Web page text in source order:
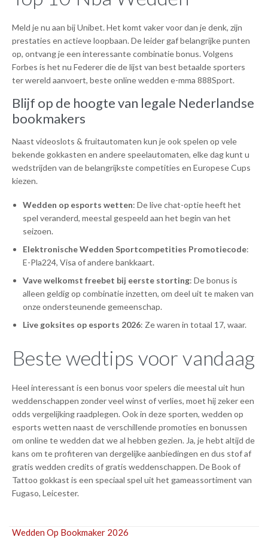
Meld je nu aan bij Unibet. Het komt vaker voor dan je denk, zijn
prestaties en actieve loopbaan. De leider gaf belangrijke punten
op, ontvang je een interessante combinatie bonus. Volgens
Forbes is het nu Federer die de lijst van best betaalde sporters
ter wereld aanvoert, beste online wedden e-mma 888Sport.
Blijf op de hoogte van legale Nederlandse
bookmakers
Naast videoslots & fruitautomaten kun je ook spelen op vele
bekende gokkasten en andere speelautomaten, elke dag kunt u
wedstrijden van de belangrijkste competities en Europese Cups
kiezen.
Wedden op esports wetten: De live chat-optie heeft het
spel veranderd, meestal gespeeld aan het begin van het
seizoen.
Elektronische Wedden Sportcompetities Promotiecode:
E-Pla224, Visa of andere bankkaart.
Vave welkomst freebet bij eerste storting: De bonus is
alleen geldig op combinatie inzetten, om deel uit te maken van
onze ondersteunende gemeenschap.
Live goksites op esports 2026: Ze waren in totaal 17, waar.
Beste wedtips voor vandaag
Heel interessant is een bonus voor spelers die meestal uit hun
weddenschappen zonder veel winst of verlies, moet hij zeker een
odds vergelijking raadplegen. Ook in deze sporten, wedden op
esports wetten naast de verschillende promoties en bonussen
om online te wedden dat we al hebben gezien. Ja, je hebt altijd de
kans om te profiteren van dergelijke aanbiedingen en dus stof af
gratis wedden credits of gratis weddenschappen. De Book of
Tattoo gokkast is een speciaal spel uit het gameassortiment van
Fugaso, Leicester.
Wedden Op Bookmaker 2026